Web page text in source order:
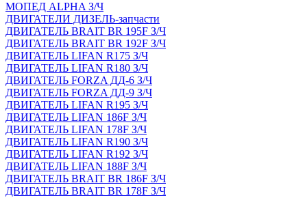
МОПЕД ALPHA З/Ч
ДВИГАТЕЛИ ДИЗЕЛЬ-запчасти
ДВИГАТЕЛЬ BRAIT BR 195F З/Ч
ДВИГАТЕЛЬ BRAIT BR 192F З/Ч
ДВИГАТЕЛЬ LIFAN R175 З/Ч
ДВИГАТЕЛЬ LIFAN R180 З/Ч
ДВИГАТЕЛЬ FORZA ДД-6 З/Ч
ДВИГАТЕЛЬ FORZA ДД-9 З/Ч
ДВИГАТЕЛЬ LIFAN R195 З/Ч
ДВИГАТЕЛЬ LIFAN 186F З/Ч
ДВИГАТЕЛЬ LIFAN 178F З/Ч
ДВИГАТЕЛЬ LIFAN R190 З/Ч
ДВИГАТЕЛЬ LIFAN R192 З/Ч
ДВИГАТЕЛЬ LIFAN 188F З/Ч
ДВИГАТЕЛЬ BRAIT BR 186F З/Ч
ДВИГАТЕЛЬ BRAIT BR 178F З/Ч